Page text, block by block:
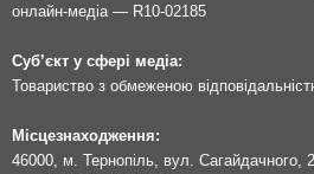
онлайн-медіа — R10-02185
Суб’єкт у сфері медіа:
Товариство з обмеженою
Місцезнаходження:
46000, м. Тернопіль, вул. Сагайдачного,